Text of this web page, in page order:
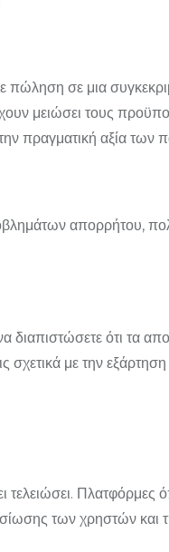
πώληση σε μια
μειώσει τους
πραγματική αξία
απορρήτου,
διαπιστώσετε ότι τα
με την εξάρτηση
τελειώσει.
των χρηστών και